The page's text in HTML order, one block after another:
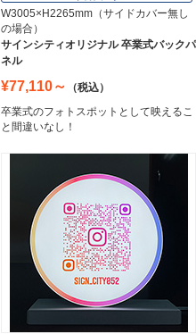
ステンレス切文字
Stainless Sign
エッチングプレート
郵便ポスト
Post
Nameplate
W3005×H2265mm（サイドカバー無し
の場合）
サインシティオリジナル 卒業式バックパ
ネル
¥77,110～
（税込）
卒業式のフォトスポットとして映えるこ
と間違いなし！